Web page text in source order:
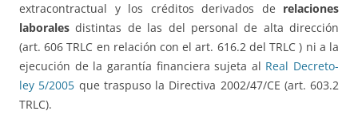
extracontractual y los créditos derivados de relaciones
laborales distintas de las del personal de alta dirección
(art. 606 TRLC en relación con el art. 616.2 del TRLC ) ni a la
ejecución de la garantía financiera sujeta al Real Decreto-
ley 5/2005 que traspuso la Directiva 2002/47/CE (art. 603.2
TRLC).